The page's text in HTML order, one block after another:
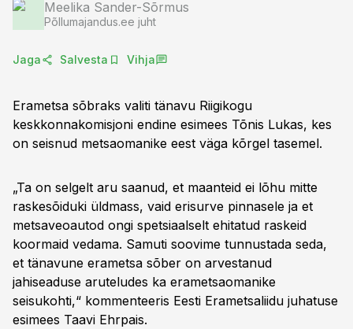
Meelika Sander-Sõrmus
Põllumajandus.ee juht
Jaga Salvesta Vihja
Erametsa sõbraks valiti tänavu Riigikogu
keskkonnakomisjoni endine esimees Tõnis Lukas, kes
on seisnud metsaomanike eest väga kõrgel tasemel.
„Ta on selgelt aru saanud, et maanteid ei lõhu mitte
raskesõiduki üldmass, vaid erisurve pinnasele ja et
metsaveoautod ongi spetsiaalselt ehitatud raskeid
koormaid vedama. Samuti soovime tunnustada seda,
et tänavune erametsa sõber on arvestanud
jahiseaduse aruteludes ka erametsaomanike
seisukohti,“ kommenteeris Eesti Erametsaliidu juhatuse
esimees Taavi Ehrpais.